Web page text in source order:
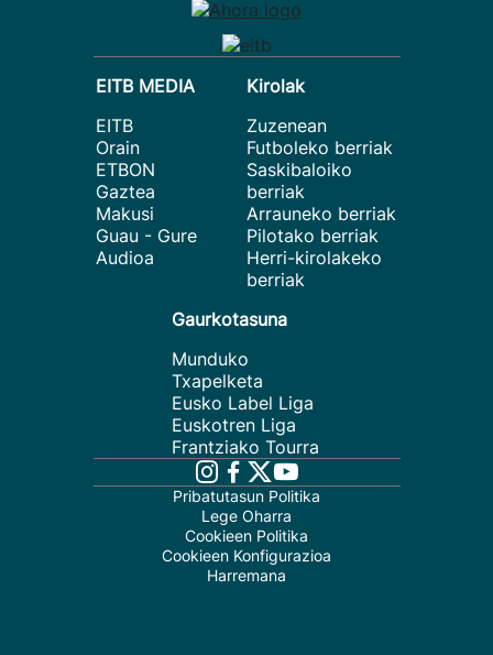
EITB MEDIA
EITB
Orain
ETBON
Gaztea
Makusi
Guau - Gure
Audioa
Kirolak
Zuzenean
Futboleko berriak
Saskibaloiko
berriak
Arrauneko berriak
Pilotako berriak
Herri-kirolakeko
berriak
Gaurkotasuna
Munduko
Txapelketa
Eusko Label Liga
Euskotren Liga
Frantziako Tourra
Pribatutasun Politika
Lege Oharra
Cookieen Politika
Cookieen Konfigurazioa
Harremana